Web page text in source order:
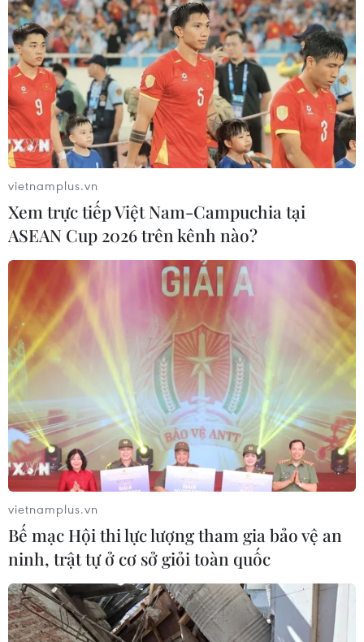
vietnamplus.vn
Xem trực tiếp Việt Nam-Campuchia tại
ASEAN Cup 2026 trên kênh nào?
vietnamplus.vn
Bế mạc Hội thi lực lượng tham gia bảo vệ an
ninh, trật tự ở cơ sở giỏi toàn quốc